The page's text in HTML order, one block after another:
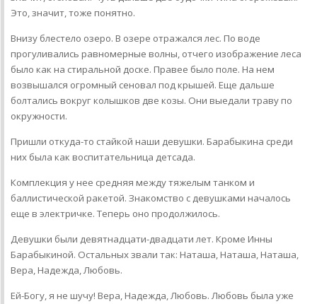
Это, значит, тоже понятно.
Внизу блестело озеро. В озере отражался лес. По воде
прогуливались равномерные волны, отчего изображение леса
было как на стиральной доске. Правее было поле. На нем
возвышался огромный сеновал под крышей. Еще дальше
болтались вокруг колышков две козы. Они выедали траву по
окружности.
Пришли откуда-то стайкой наши девушки. Барабыкина среди
них была как воспитательница детсада.
Комплекция у нее средняя между тяжелым танком и
баллистической ракетой. Знакомство с девушками началось
еще в электричке. Теперь оно продолжилось.
Девушки были девятнадцати-двадцати лет. Кроме Инны
Барабыкиной. Остальных звали так: Наташа, Наташа, Наташа,
Вера, Надежда, Любовь.
Ей-Богу, я не шучу! Вера, Надежда, Любовь. Любовь была уже